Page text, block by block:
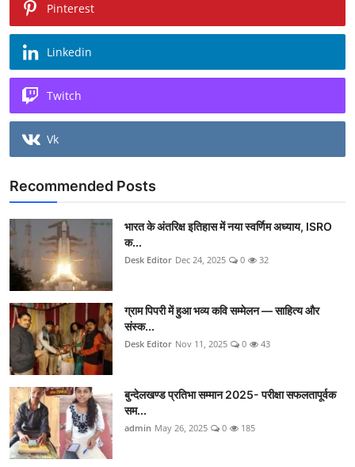
Pinterest
Linkedin
Twitch
Vk
Recommended Posts
भारत के अंतरिक्ष इतिहास में नया स्वर्णिम अध्याय, ISRO
क...
Desk Editor Dec 24, 2025 0 32
ग्राम पिपरी में हुआ भव्य कवि सम्मेलन — साहित्य और
संस्क...
Desk Editor Nov 11, 2025 0 43
बुन्देलखण्ड प्रतिभा सम्मान 2025- परीक्षा सफलतापूर्वक
सम...
admin May 26, 2025 0 185